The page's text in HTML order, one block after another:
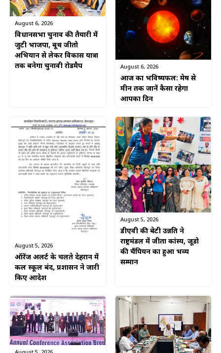
August 6, 2026
विधानसभा चुनाव की तैयारी में
जुटी भाजपा, बूथ जीतो
अभियान से लेकर विकास यात्रा
तक बनेगा चुनावी रोडमैप
August 6, 2026
आज का भविष्यफल: मेष से
मीन तक जानें कैसा रहेगा
आपका दिन
August 5, 2026
ऑरेंज अलर्ट के चलते देहरादून में
कल स्कूल बंद, प्रशासन ने जारी
किए आदेश
August 5, 2026
डीएवी की बेटी उन्नति ने
राष्ट्रमंडल में जीता कांस्य, जूडो
की चैंपियन का हुआ भव्य
सम्मान